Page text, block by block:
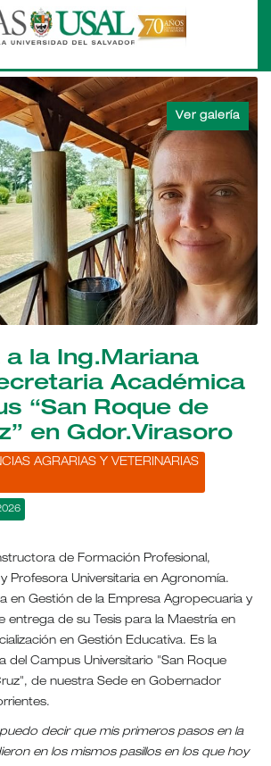
la Ing.Mariana
Académica
“San Roque de
en Gdor.Virasoro
AGRARIAS Y VETERINARIAS
de Formación Profesional,
Profesora Universitaria en Agronomía.
en Gestión de la Empresa Agropecuaria y
entrega de su Tesis para la Maestría en
en Gestión Educativa. Es la
del Campus Universitario "San Roque
de nuestra Sede en Gobernador
decir que mis primeros pasos en la
en los mismos pasillos en los que hoy